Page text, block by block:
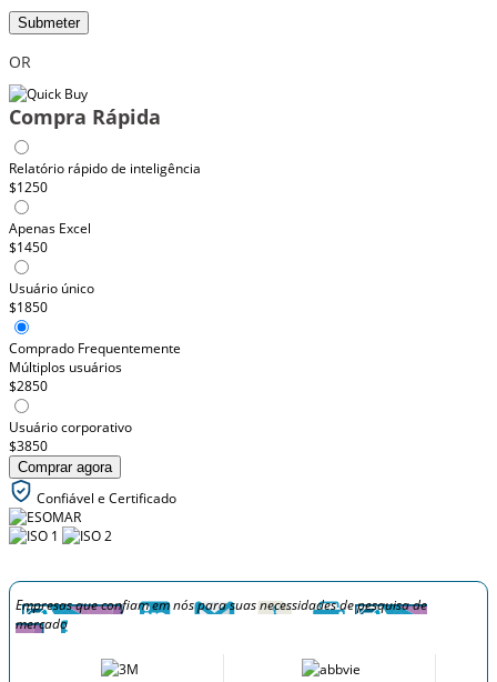
Submeter
OR
Compra Rápida
Relatório rápido de inteligência
$1250
Apenas Excel
$1450
Usuário único
$1850
Comprado Frequentemente
Múltiplos usuários
$2850
Usuário corporativo
$3850
Comprar agora
Confiável e Certificado
Empresas que confiam em nós para suas necessidades de pesquisa de
mercado